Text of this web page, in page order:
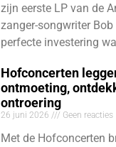
zijn eerste LP van de
zanger-songwriter Bob
perfecte investering
Hofconcerten
ontmoeting,
ontroering
26 juni 2026 Geen reacties
Met de Hofconcerten